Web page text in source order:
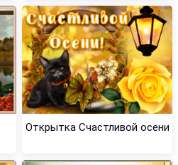
Открытка Счастливой осени